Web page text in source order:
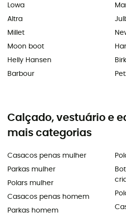
Lowa
Altra
Millet
Moon boot
Helly Hansen
Barbour
Calçado, vestuário e
mais categorias
Casacos penas mulher
Parkas mulher
Polars mulher
Casacos penas homem
Parkas homem